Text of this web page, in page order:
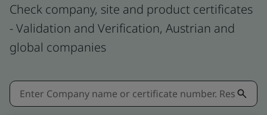
Check company, site and product certificates
- Validation and Verification, Austrian and
global companies